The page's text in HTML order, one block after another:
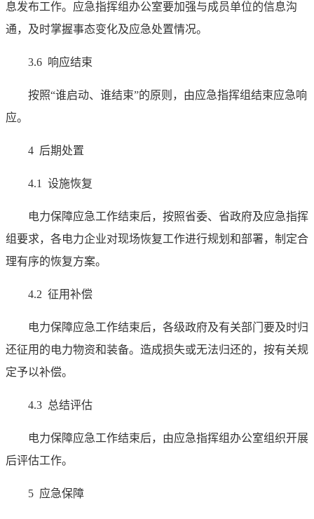
息发布工作。应急指挥组办公室要加强与成员单位的信息沟
通，及时掌握事态变化及应急处置情况。
3.6 响应结束
按照“谁启动、谁结束”的原则，由应急指挥组结束应急响
应。
4 后期处置
4.1 设施恢复
电力保障应急工作结束后，按照省委、省政府及应急指挥
组要求，各电力企业对现场恢复工作进行规划和部署，制定合
理有序的恢复方案。
4.2 征用补偿
电力保障应急工作结束后，各级政府及有关部门要及时归
还征用的电力物资和装备。造成损失或无法归还的，按有关规
定予以补偿。
4.3 总结评估
电力保障应急工作结束后，由应急指挥组办公室组织开展
后评估工作。
5 应急保障